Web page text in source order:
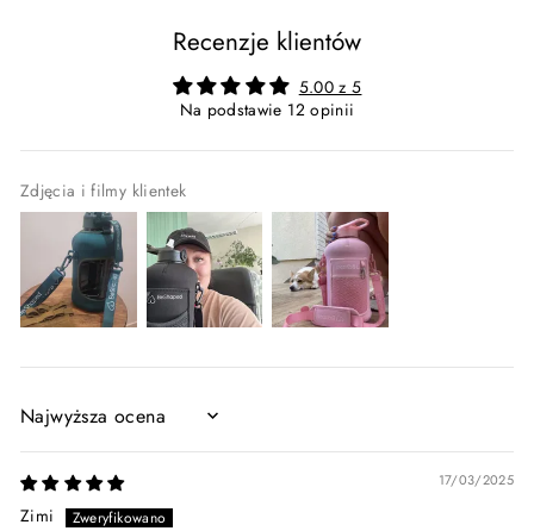
Recenzje klientów
5.00 z 5
Na podstawie 12 opinii
Zdjęcia i filmy klientek
SORT BY
17/03/2025
Zimi